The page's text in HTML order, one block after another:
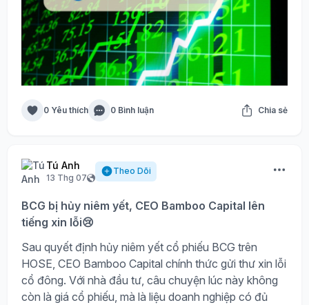
0 Yêu thích 0 Bình luận Chia sẻ
Tú Anh
13 Thg 07
Theo Dõi
BCG bị hủy niêm yết, CEO Bamboo Capital lên
tiếng xin lỗi😢
Sau quyết định hủy niêm yết cổ phiếu BCG trên
HOSE, CEO Bamboo Capital chính thức gửi thư xin lỗi
cổ đông. Với nhà đầu tư, câu chuyện lúc này không
còn là giá cổ phiếu, mà là liệu doanh nghiệp có đủ